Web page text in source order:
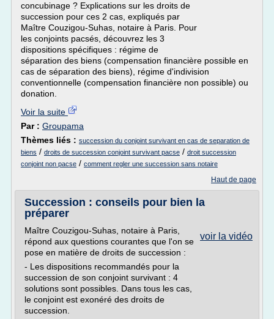
concubinage ? Explications sur les droits de
succession pour ces 2 cas, expliqués par
Maître Couzigou-Suhas, notaire à Paris. Pour
les conjoints pacsés, découvrez les 3
dispositions spécifiques : régime de
séparation des biens (compensation financière possible en
cas de séparation des biens), régime d'indivision
conventionnelle (compensation financière non possible) ou
donation.
Voir la suite
Par : Groupama
Thèmes liés : succession du conjoint survivant en cas de separation de
biens / droits de succession conjoint survivant pacse / droit succession
conjoint non pacse / comment regler une succession sans notaire
Haut de page
Succession : conseils pour bien la
préparer
voir la vidéo
Maître Couzigou-Suhas, notaire à Paris,
répond aux questions courantes que l'on se
pose en matière de droits de succession :
- Les dispositions recommandés pour la
succession de son conjoint survivant : 4
solutions sont possibles. Dans tous les cas,
le conjoint est exonéré des droits de
succession.